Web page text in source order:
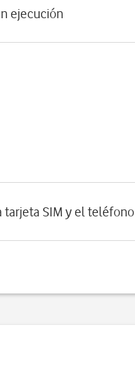
ejecución
tarjeta SIM y el teléfono